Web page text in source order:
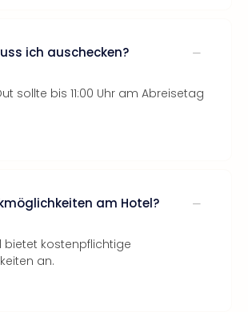
ich auschecken?
sollte bis 11:00 Uhr am Abreisetag
am Hotel?
bietet kostenpflichtige
an.